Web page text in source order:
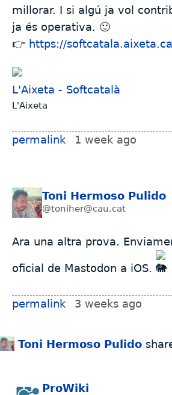
millorar. I si algú ja vol
ja és operativa. 🙂
👉 https://
L'Aixeta - Softcatalà
L'Aixeta
permalink 1 week ago
Toni Hermoso Pulido
@toniher@cau.cat
Ara una altra prova.
oficial de Mastodon a iOS.
permalink 3 weeks ago
Toni Hermoso Pulido
ProWiki